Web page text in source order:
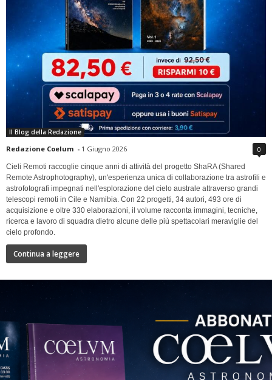
Il Blog della Redazione
Redazione Coelum - 1 Giugno 2026 0
Cieli Remoti raccoglie cinque anni di attività del progetto ShaRA (Shared
Remote Astrophotography), un'esperienza unica di collaborazione tra astrofili e
astrofotografi impegnati nell'esplorazione del cielo australe attraverso grandi
telescopi remoti in Cile e Namibia. Con 22 progetti, 34 autori, 493 ore di
acquisizione e oltre 330 elaborazioni, il volume racconta immagini, tecniche,
ricerca e lavoro di squadra dietro alcune delle più spettacolari meraviglie del
cielo profondo.
Continua a leggere